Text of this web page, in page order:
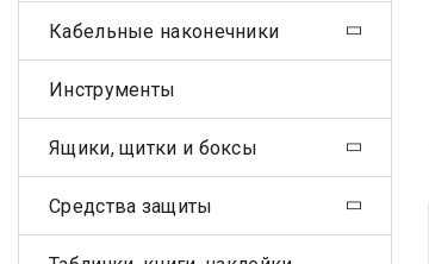
Кабельные наконечники
Инструменты
Ящики, щитки и боксы
Средства защиты